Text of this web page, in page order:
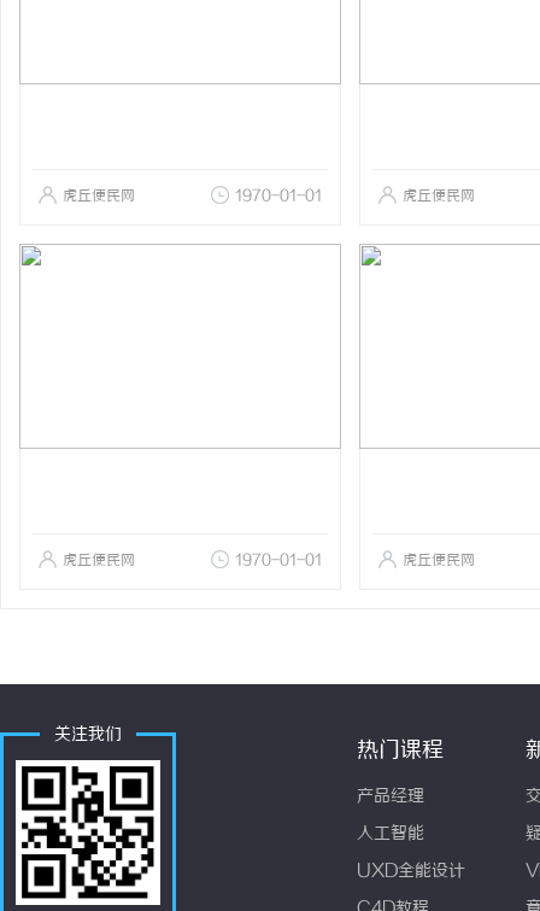
虎丘便民网 1970-01-01 虎丘便民网
虎丘便民网 1970-01-01 虎丘便民网
关注我们
热门课程
产品经理
人工智能
UXD全能设计